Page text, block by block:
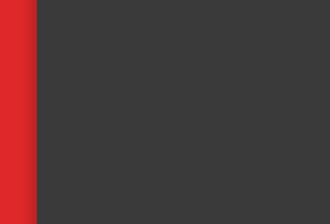
في نبأ عاجل قبل قليل،
منعت المصلين من